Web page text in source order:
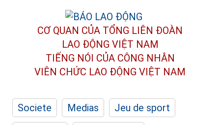
CƠ QUAN CỦA TỔNG LIÊN ĐOÀN
LAO ĐỘNG VIỆT NAM
TIẾNG NÓI CỦA CÔNG NHÂN
VIÊN CHỨC LAO ĐỘNG VIỆT NAM
Societe Medias
Jeu de sport